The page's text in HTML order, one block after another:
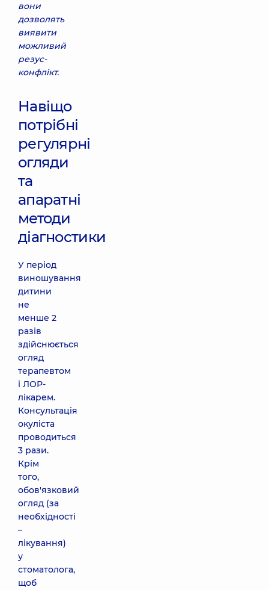
вони
дозволять
виявити
можливий
резус-
конфлікт.
Навіщо
потрібні
регулярні
огляди
та
апаратні
методи
діагностики
У період
виношування
дитини
не
менше 2
разів
здійснюється
огляд
терапевтом
і ЛОР-
лікарем.
Консультація
окуліста
проводиться
3 рази.
Крім
того,
обов'язковий
огляд (за
необхідності
–
лікування)
у
стоматолога,
щоб